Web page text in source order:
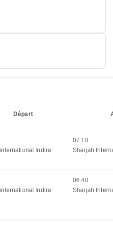
Départ
Indira
07:10
Sharjah
Indira
06:40
Sharjah